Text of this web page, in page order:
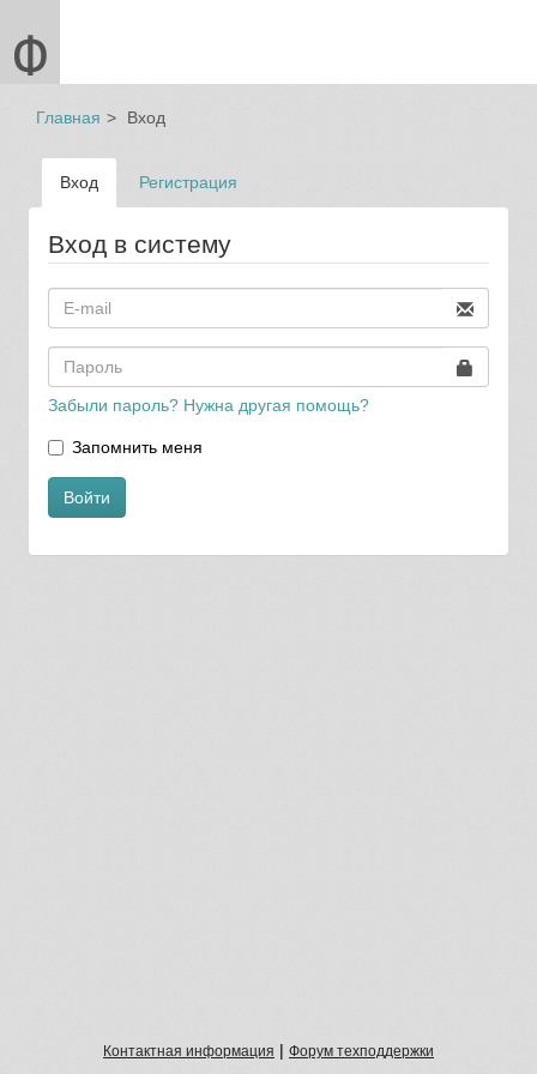
Главная Вход
Вход Регистрация
Вход в систему
Забыли пароль? Нужна другая помощь?
Запомнить меня
Войти
Контактная информация | Форум техподдержки